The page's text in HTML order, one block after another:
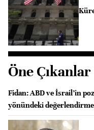
Öne Çıkanlar
Fidan: ABD ve İsrail’in
yönündeki